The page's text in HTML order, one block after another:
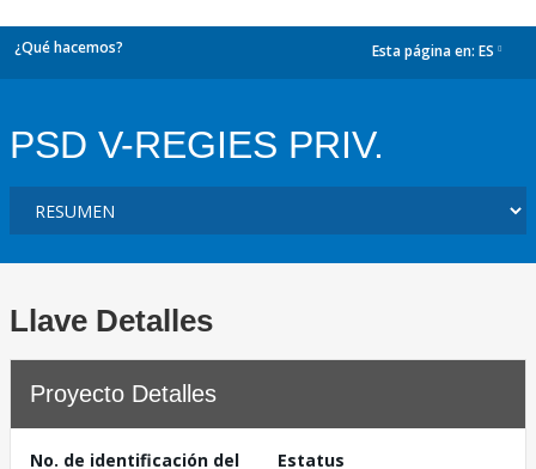
¿Qué hacemos? Esta página en: ES
PSD V-REGIES PRIV.
Llave Detalles
Proyecto Detalles
No. de identificación del
Estatus